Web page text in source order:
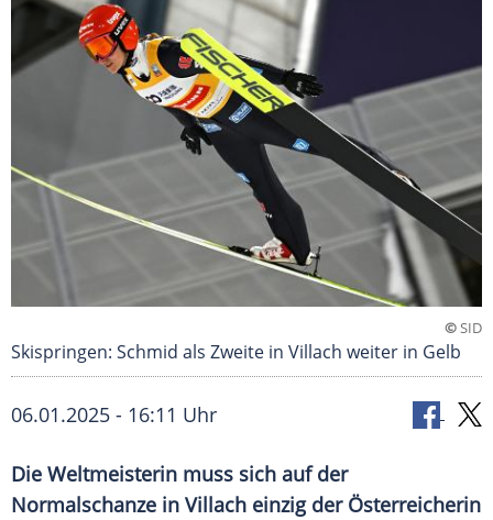
©SID
Skispringen: Schmid als Zweite in Villach weiter in Gelb
06.01.2025 - 16:11 Uhr
Die Weltmeisterin muss sich auf der
Normalschanze in Villach einzig der Österreicherin